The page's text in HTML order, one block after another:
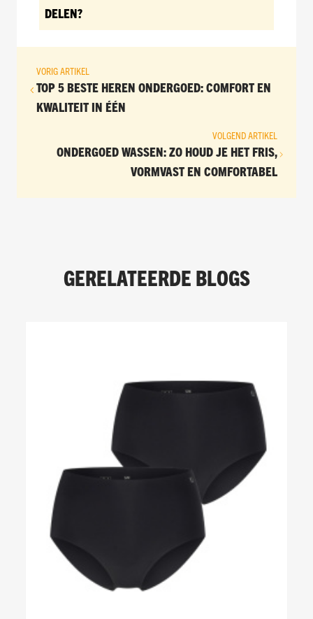
DELEN?
VORIG ARTIKEL
TOP 5 BESTE HEREN ONDERGOED: COMFORT EN
KWALITEIT IN ÉÉN
VOLGEND ARTIKEL
ONDERGOED WASSEN: ZO HOUD JE HET FRIS,
VORMVAST EN COMFORTABEL
GERELATEERDE BLOGS